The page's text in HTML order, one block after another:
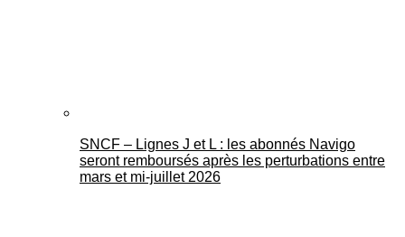
SNCF – Lignes J et L : les abonnés Navigo
seront remboursés après les perturbations entre
mars et mi-juillet 2026